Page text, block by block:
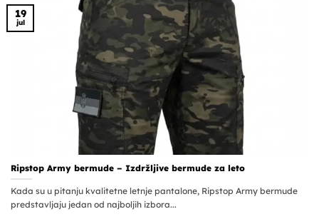
Ripstop Army bermude – Izdržljive bermude za leto
Kada su u pitanju kvalitetne letnje pantalone, Ripstop Army bermude
predstavljaju jedan od najboljih izbora...
19
jul